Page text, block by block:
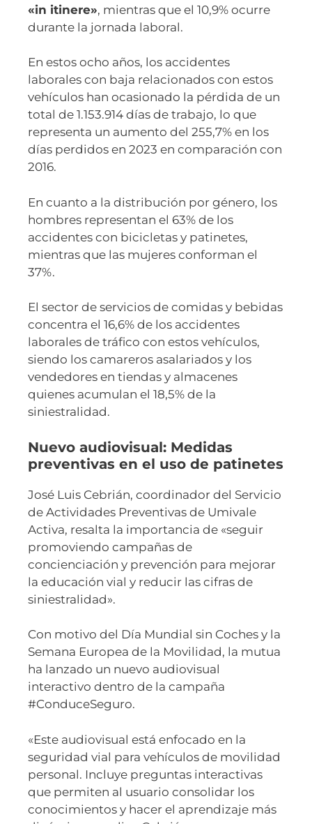
«in itinere», mientras que el 10,9% ocurre
durante la jornada laboral.
En estos ocho años, los accidentes
laborales con baja relacionados con estos
vehículos han ocasionado la pérdida de un
total de 1.153.914 días de trabajo, lo que
representa un aumento del 255,7% en los
días perdidos en 2023 en comparación con
2016.
En cuanto a la distribución por género, los
hombres representan el 63% de los
accidentes con bicicletas y patinetes,
mientras que las mujeres conforman el
37%.
El sector de servicios de comidas y bebidas
concentra el 16,6% de los accidentes
laborales de tráfico con estos vehículos,
siendo los camareros asalariados y los
vendedores en tiendas y almacenes
quienes acumulan el 18,5% de la
siniestralidad.
Nuevo audiovisual: Medidas
preventivas en el uso de patinetes
José Luis Cebrián, coordinador del Servicio
de Actividades Preventivas de Umivale
Activa, resalta la importancia de «seguir
promoviendo campañas de
concienciación y prevención para mejorar
la educación vial y reducir las cifras de
siniestralidad».
Con motivo del Día Mundial sin Coches y la
Semana Europea de la Movilidad, la mutua
ha lanzado un nuevo audiovisual
interactivo dentro de la campaña
#ConduceSeguro.
«Este audiovisual está enfocado en la
seguridad vial para vehículos de movilidad
personal. Incluye preguntas interactivas
que permiten al usuario consolidar los
conocimientos y hacer el aprendizaje más